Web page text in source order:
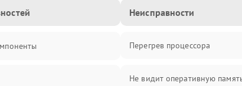
Неисправности
Перегрев процессора
Не видит оперативную